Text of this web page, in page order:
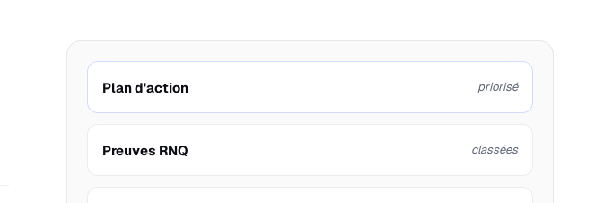
Plan d'action priorisé
Preuves RNQ classées